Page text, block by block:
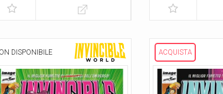
Walker
DISPONIBILE ACQUISTA